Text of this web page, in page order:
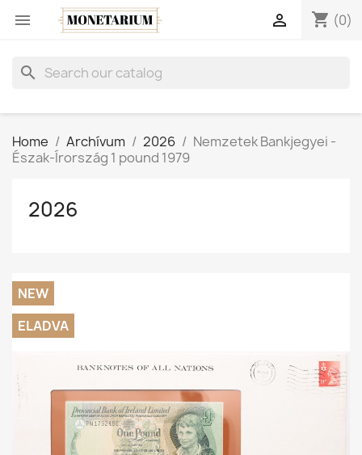
 shopping_cart (0)

search
Home Archívum 2026
Nemzetek Bankjegyei -
Észak-Írország 1 pound 1979
2026
NEW
ELADVA